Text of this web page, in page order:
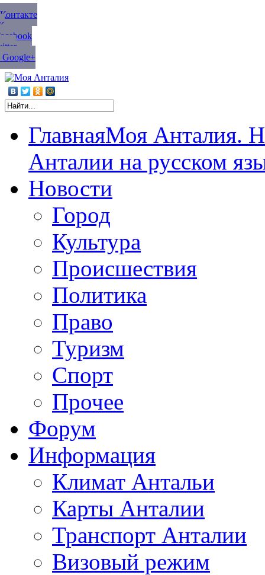
ГлавнаяМоя Анталия.
Анталии на русском
Новости
Город
Культура
Происшествия
Политика
Право
Туризм
Спорт
Прочее
Форум
Информация
Климат Антальи
Карты Анталии
Транспорт Анталии
Визовый режим